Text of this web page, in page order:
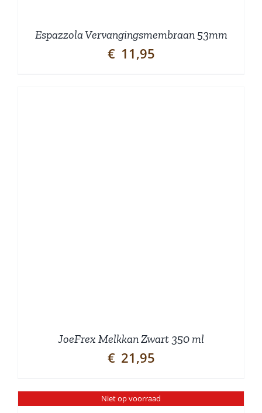
Espazzola Vervangingsmembraan 53mm
€ 11,95
JoeFrex Melkkan Zwart 350 ml
€ 21,95
Niet op voorraad